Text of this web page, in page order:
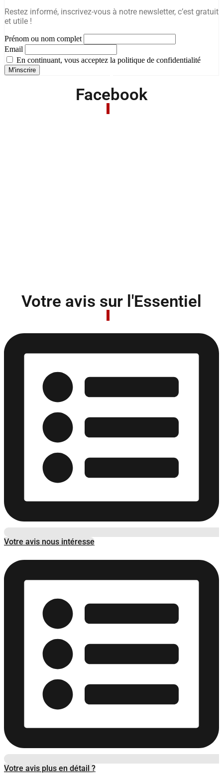
Restez informé, inscrivez-vous à notre newsletter, c’est gratuit
et utile !
Prénom ou nom complet
Email
En continuant, vous acceptez la politique de confidentialité
Facebook
Votre avis sur l'Essentiel
Votre avis nous intéresse
Votre avis plus en détail ?